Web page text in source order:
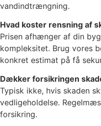
vandindtrængning.
Hvad koster rensning af
Prisen afhænger af din
kompleksitet. Brug vores
konkret estimat på få
Dækker forsikringen
Typisk ikke, hvis skaden
vedligeholdelse.
forsikring.